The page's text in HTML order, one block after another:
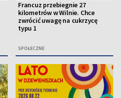
Francuz przebiegnie 27
kilometrów w Wilnie. Chce
zwrócić uwagę na cukrzycę
typu 1
SPOŁECZNE